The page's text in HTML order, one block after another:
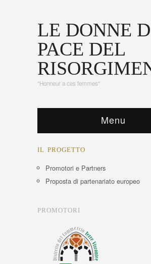
LE DONNE
PACE DEL
"Honneur a ces femmes"
Menu
IL PROGETTO
Promotori e Partners
Proposta di partenariato europeo
PROMOTORI